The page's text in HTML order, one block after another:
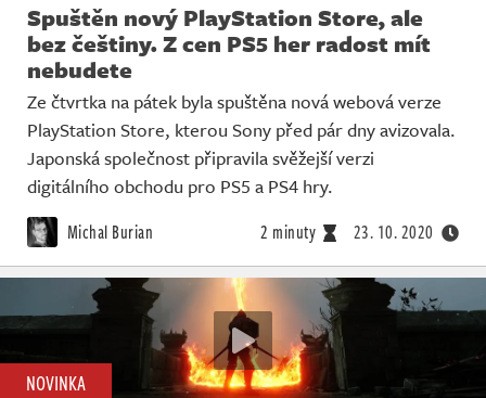
Spuštěn nový PlayStation Store, ale
bez češtiny. Z cen PS5 her radost mít
nebudete
Ze čtvrtka na pátek byla spuštěna nová webová verze
PlayStation Store, kterou Sony před pár dny avizovala.
Japonská společnost připravila svěžejší verzi
digitálního obchodu pro PS5 a PS4 hry.
Michal Burian 2 minuty 23. 10. 2020
NOVINKA